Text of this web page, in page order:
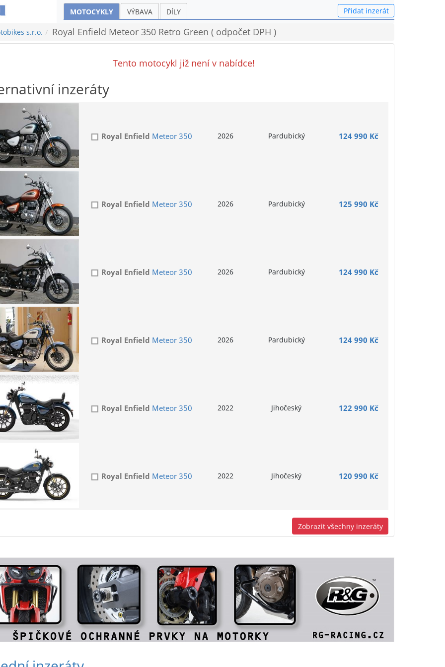
MOTOCYKLY VÝBAVA DÍLY Přidat inzerát
s.r.o. Royal Enfield Meteor 350 Retro Green ( odpočet DPH )
Tento motocykl již není v nabídce!
inzeráty
Royal Enfield Meteor 350 2026 Pardubický 124 990 Kč
Royal Enfield Meteor 350 2026 Pardubický 125 990 Kč
Royal Enfield Meteor 350 2026 Pardubický 124 990 Kč
Royal Enfield Meteor 350 2026 Pardubický 124 990 Kč
Royal Enfield Meteor 350 2022 Jihočeský 122 990 Kč
Royal Enfield Meteor 350 2022 Jihočeský 120 990 Kč
Zobrazit všechny inzeráty